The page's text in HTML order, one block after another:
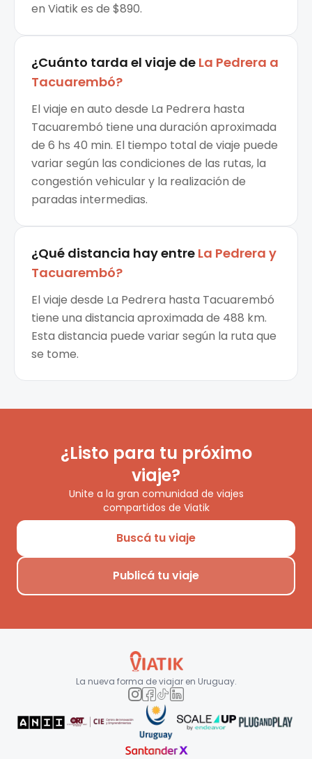
en Viatik es de $890.
¿Cuánto tarda el viaje de La Pedrera a
Tacuarembó?
El viaje en auto desde La Pedrera hasta
Tacuarembó tiene una duración aproximada
de 6 hs 40 min. El tiempo total de viaje puede
variar según las condiciones de las rutas, la
congestión vehicular y la realización de
paradas intermedias.
¿Qué distancia hay entre La Pedrera y
Tacuarembó?
El viaje desde La Pedrera hasta Tacuarembó
tiene una distancia aproximada de 488 km.
Esta distancia puede variar según la ruta que
se tome.
¿Listo para tu próximo
viaje?
Unite a la gran comunidad de viajes
compartidos de Viatik
Buscá tu viaje
Publicá tu viaje
La nueva forma de viajar en Uruguay.